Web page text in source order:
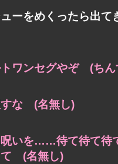
ーをめくったら出て
トワンセグやぞ (ちん
すな (名無し)
いを……待て待て待
て (名無し)